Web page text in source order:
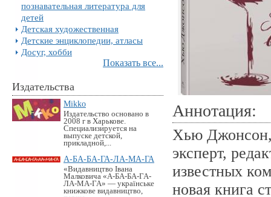
познавательная литература для
детей
Детская художественная
Детские энциклопедии, атласы
Досуг, хобби
Показать все...
Издательства
Mikko
Издательство основано в
2008 г в Харькове.
Специализируется на
выпуске детской,
прикладной,...
А-БА-БА-ГА-ЛА-МА-ГА
«Видавництво Івана
Малковича «А-БА-БА-ГА-
ЛА-МА-ГА» — українське
книжкове видавництво,
Аннотация:
Хью Джонсон,
эксперт,
известных
новая книга